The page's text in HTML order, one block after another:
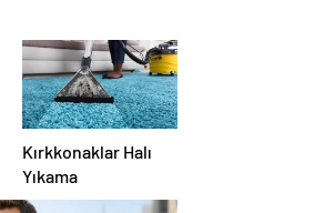
Kırkkonaklar Halı
Yıkama